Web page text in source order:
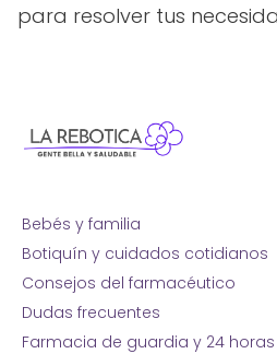
para resolver tus
Bebés y familia
Botiquín y cuidados cotidianos
Consejos del farmacéutico
Dudas frecuentes
Farmacia de guardia y 24 horas